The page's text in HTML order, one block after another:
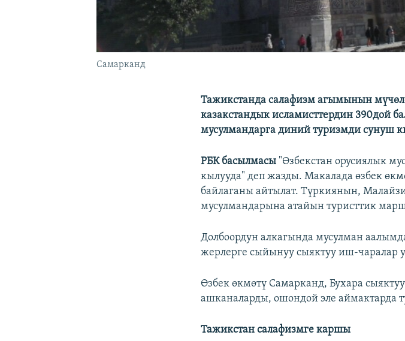
Самарканд
Тажикстанда салафизм агымынын
казакстандык исламисттердин 390дой
мусулмандарга диний туризмди сунуш
РБК басылмасы "Өзбекстан орусиялык
кылууда" деп жазды. Макалада өзбек
байлаганы айтылат. Түркиянын,
мусулмандарына атайын туристтик
Долбоордун алкагында мусулман
жерлерге сыйынуу сыяктуу иш-чаралар
Өзбек өкмөтү Самарканд, Бухара
ашканаларды, ошондой эле аймактарда
Тажикстан салафизмге каршы